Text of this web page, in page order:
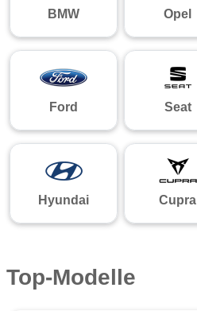
BMW Opel
Ford Seat
Hyundai Cupra
Top-Modelle